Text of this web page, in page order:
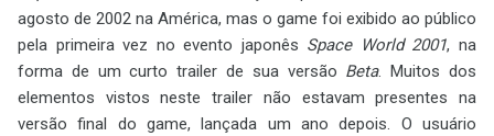
agosto de 2002 na América, mas o game foi exibido ao público
pela primeira vez no evento japonês Space World 2001, na
forma de um curto trailer de sua versão Beta. Muitos dos
elementos vistos neste trailer não estavam presentes na
versão final do game, lançada um ano depois. O usuário